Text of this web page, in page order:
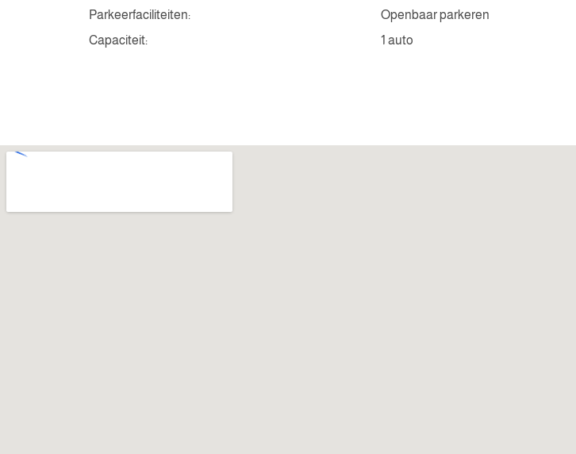
Parkeerfaciliteiten:
Openbaar parkeren
Capaciteit:
1 auto